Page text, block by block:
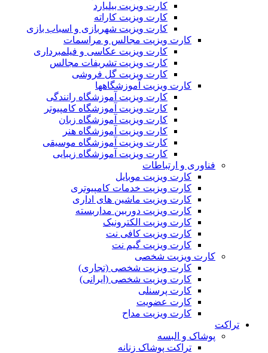
کارت ویزیت بیلیارد
کارت ویزیت کاراته
کارت ویزیت شهربازی و اسباب بازی
کارت ویزیت مجالس و مراسمات
کارت ویزیت عکاسی و فیلمبرداری
کارت ویزیت تشریفات مجالس
کارت ویزیت گل فروشی
کارت ویزیت آموزشگاهها
کارت ویزیت آموزشگاه رانندگی
کارت ویزیت آموزشگاه کامپیوتر
کارت ویزیت آموزشگاه زبان
کارت ویزیت آموزشگاه هنر
کارت ویزیت آموزشگاه موسیقی
کارت ویزیت آموزشگاه زیبایی
فناوری و ارتباطات
کارت ویزیت موبایل
کارت ویزیت خدمات کامپیوتری
کارت ویزیت ماشین های اداری
کارت ویزیت دوربین مداربسته
کارت ویزیت الکترونیک
کارت ویزیت کافی نت
کارت ویزیت گیم نت
کارت ویزیت شخصی
کارت ویزیت شخصی (تجاری)
کارت ویزیت شخصی (ایرانی)
کارت پرسنلی
کارت عضویت
کارت ویزیت مداح
تراکت
پوشاک و البسه
تراکت پوشاک زنانه